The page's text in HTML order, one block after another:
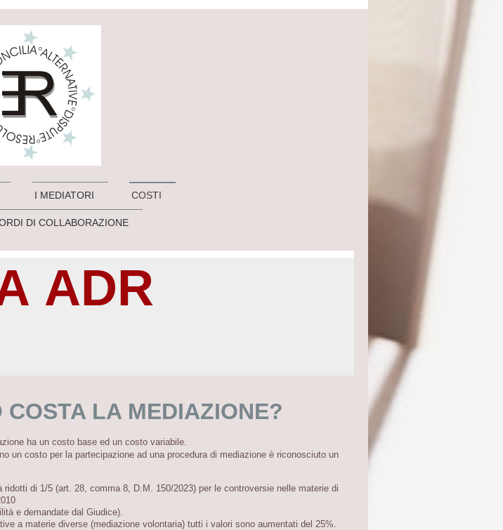
I MEDIATORI COSTI
DI COLLABORAZIONE
ADR
COSTA LA MEDIAZIONE?
ha un costo base ed un costo variabile.
un costo per la partecipazione ad una procedura di mediazione è riconosciuto un
ridotti di 1/5 (art. 28, comma 8, D.M. 150/2023) per le controversie nelle materie di
e demandate dal Giudice).
a materie diverse (mediazione volontaria) tutti i valori sono aumentati del 25%.